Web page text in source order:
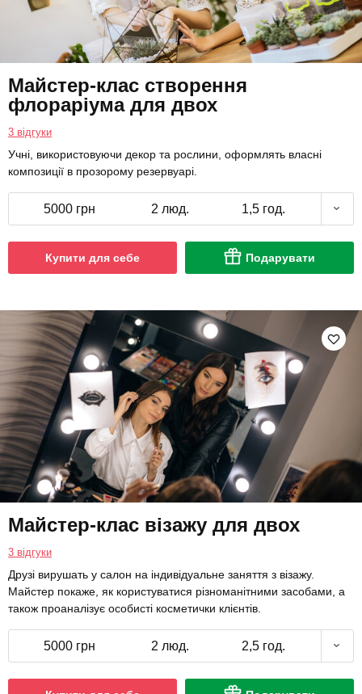
Майстер-клас створення
флораріума для двох
3 відгуки
Учні, використовуючи декор та рослини, оформлять власні
композиції в прозорому резервуарі.
5000 грн 2 люд. 1,5 год.
Купити для себе Подарувати
Майстер-клас візажу для двох
3 відгуки
Друзі вирушать у салон на індивідуальне заняття з візажу.
Майстер покаже, як користуватися різноманітними засобами, а
також проаналізує особисті косметички клієнтів.
5000 грн 2 люд. 2,5 год.